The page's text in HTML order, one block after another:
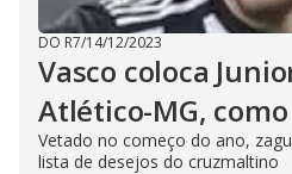
DO R7/14/12/2023
Vasco coloca
Atlético-MG,
Vetado no começo do ano,
lista de desejos do cruzmaltino